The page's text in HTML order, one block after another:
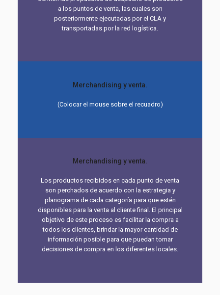
a los puntos de venta, las cuales son
posteriormente ejecutadas por el CLA y
transportadas por la red logística.
Merchandising y venta.
(Colocar el mouse sobre el recuadro)
Merchandising y venta.
Los productos recibidos en cada punto de venta
son perchados de acuerdo con la estrategia y
planograma de cada categoría para que estén
disponibles para la venta al cliente final. El principal
objetivo de este proceso es facilitar la compra a
todos los clientes, brindar la mayor cantidad de
información posible para que puedan tomar
decisiones de compra en los diferentes locales.